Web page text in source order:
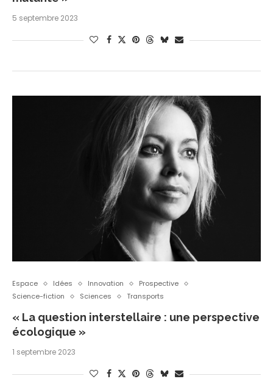
5 septembre 2023
Espace Idées Innovation
Prospective
Science-fiction
Sciences Transports
« La question interstellaire : une perspective
écologique »
1 septembre 2023